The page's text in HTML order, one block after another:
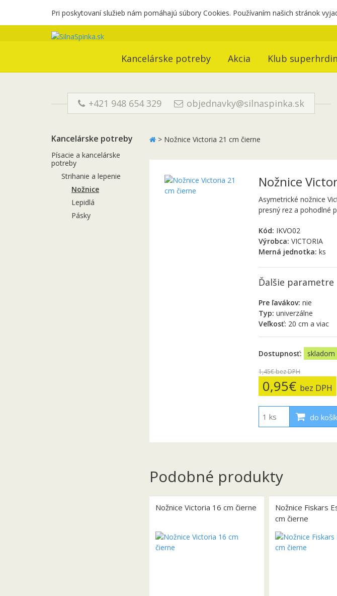
Pri poskytovaní služieb nám pomáhajú súbory Cookies. Používaním našich stránok
Kancelárske potreby Akcia Klub
+421 948 654 329 objednavky@silnaspinka.sk
Kancelárske potreby
Písacie a kancelárske
potreby
Strihanie a lepenie
Nožnice
Lepidlá
Pásky
> Nožnice Victoria 21 cm čierne
Nožnice
Asymetrické nožnice
presný rez a pohodlné
Kód: IKVO02
Výrobca:VICTORIA
Merná jednotka:ks
Ďalšie parametre
Pre ľavákov:nie
Typ:univerzálne
Veľkosť: 20 cm a viac
Dostupnosť: skladom
1,45€bez DPH
0,95€ bez DPH
do
Podobné produkty
Nožnice Victoria 16 cm čierne
Nožnice Fiskars
cm čierne